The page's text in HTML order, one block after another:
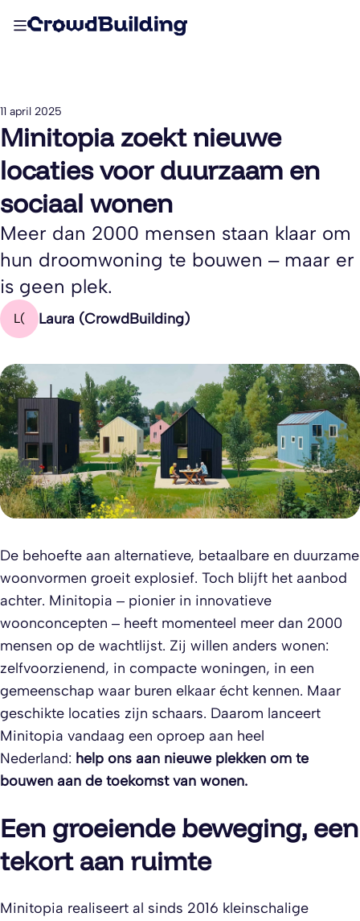
11 april 2025
Minitopia zoekt nieuwe
locaties voor duurzaam en
sociaal wonen
Meer dan 2000 mensen staan klaar om
hun droomwoning te bouwen – maar er
is geen plek.
L( Laura (CrowdBuilding)
De behoefte aan alternatieve, betaalbare en duurzame
woonvormen groeit explosief. Toch blijft het aanbod
achter. Minitopia – pionier in innovatieve
woonconcepten – heeft momenteel meer dan 2000
mensen op de wachtlijst. Zij willen anders wonen:
zelfvoorzienend, in compacte woningen, in een
gemeenschap waar buren elkaar écht kennen. Maar
geschikte locaties zijn schaars. Daarom lanceert
Minitopia vandaag een oproep aan heel
Nederland: help ons aan nieuwe plekken om te
bouwen aan de toekomst van wonen.
Een groeiende beweging, een
tekort aan ruimte
Minitopia realiseert al sinds 2016 kleinschalige